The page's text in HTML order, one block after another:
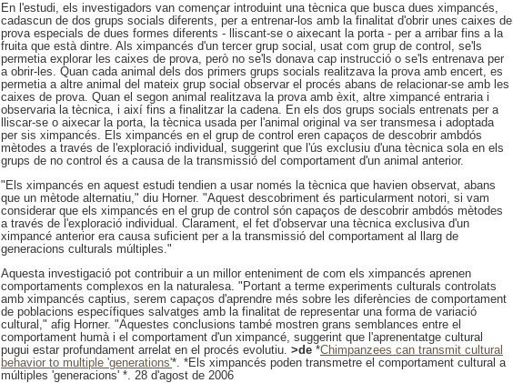
En l'estudi, els investigadors van començar introduint una tècnica que busca dues ximpancés,
cadascun de dos grups socials diferents, per a entrenar-los amb la finalitat d'obrir unes caixes de
prova especials de dues formes diferents - lliscant-se o aixecant la porta - per a arribar fins a la
fruita que està dintre. Als ximpancés d'un tercer grup social, usat com grup de control, se'ls
permetia explorar les caixes de prova, però no se'ls donava cap instrucció o se'ls entrenava per
a obrir-les. Quan cada animal dels dos primers grups socials realitzava la prova amb encert, es
permetia a altre animal del mateix grup social observar el procés abans de relacionar-se amb les
caixes de prova. Quan el segon animal realitzava la prova amb èxit, altre ximpancé entraria i
observaria la tècnica, i així fins a finalitzar la cadena. En els dos grups socials entrenats per a
lliscar-se o aixecar la porta, la tècnica usada per l'animal original va ser transmesa i adoptada
per sis ximpancés. Els ximpancés en el grup de control eren capaços de descobrir ambdós
mètodes a través de l'exploració individual, suggerint que l'ús exclusiu d'una tècnica sola en els
grups de no control és a causa de la transmissió del comportament d'un animal anterior.
"Els ximpancés en aquest estudi tendien a usar només la tècnica que havien observat, abans
que un mètode alternatiu," diu Horner. "Aquest descobriment és particularment notori, si vam
considerar que els ximpancés en el grup de control són capaços de descobrir ambdós mètodes
a través de l'exploració individual. Clarament, el fet d'observar una tècnica exclusiva d'un
ximpancé anterior era causa suficient per a la transmissió del comportament al llarg de
generacions culturals múltiples."
Aquesta investigació pot contribuir a un millor enteniment de com els ximpancés aprenen
comportaments complexos en la naturalesa. "Portant a terme experiments culturals controlats
amb ximpancés captius, serem capaços d'aprendre més sobre les diferències de comportament
de poblacions específiques salvatges amb la finalitat de representar una forma de variació
cultural," afig Horner. "Aquestes conclusions també mostren grans semblances entre el
comportament humà i el comportament d'un ximpancé, suggerint que l'aprenentatge cultural
pugui estar profundament arrelat en el procés evolutiu. >de *Chimpanzees can transmit cultural
behavior to multiple 'generations'*. *Els ximpancés poden transmetre el comportament cultural a
múltiples 'generacions' *. 28 d'agost de 2006